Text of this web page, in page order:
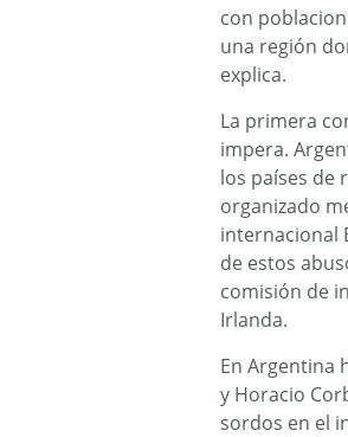
con
una región
explica.
La primera
impera.
los países de
organizado
internacional
de estos
comisión de
Irlanda.
En Argentina
y Horacio
sordos en el